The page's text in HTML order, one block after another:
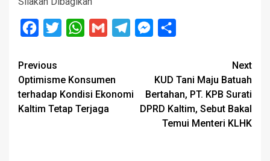
Facebook
Twitter WhatsApp
Gmail TelegramMessenger
Post
navigation
Previous
Optimisme Konsumen
terhadap Kondisi Ekonomi
Kaltim Tetap Terjaga
Next
KUD Tani Maju Batuah
Bertahan, PT. KPB Surati
DPRD Kaltim, Sebut Bakal
Temui Menteri KLHK